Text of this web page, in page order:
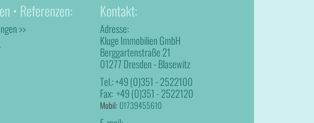
• Referenzen:
>>
Kontakt:
Adresse:
Kluge Immobilien GmbH
Berggartenstraße 21
01277 Dresden - Blasewitz
Tel.:+49 (0)351 - 2522100
Fax:+49 (0)351 - 2522120
Mobil: 01739455610